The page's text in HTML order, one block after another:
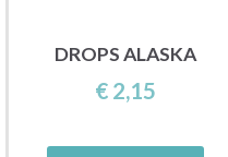
DROPS ALASKA
€ 2,15